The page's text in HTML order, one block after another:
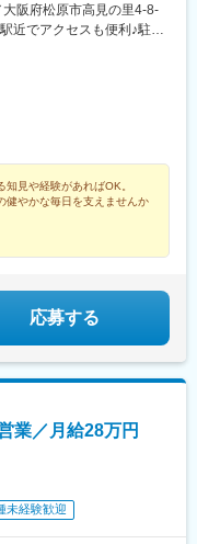
阪府松原市高見の里4-8-
近でアクセスも便利♪駐車
。徒歩や自転車で通いた
禁煙
見や経験があればOK。
健やかな毎日を支えませんか
応募する
業／月給28万円
未経験歓迎